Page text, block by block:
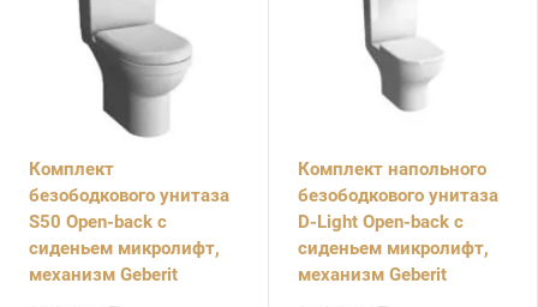
Комплект
безободкового унитаза
S50 Open-back с
сиденьем микролифт,
механизм Geberit
Комплект напольного
безободкового унитаза
D-Light Оpen-back с
сиденьем микролифт,
механизм Geberit